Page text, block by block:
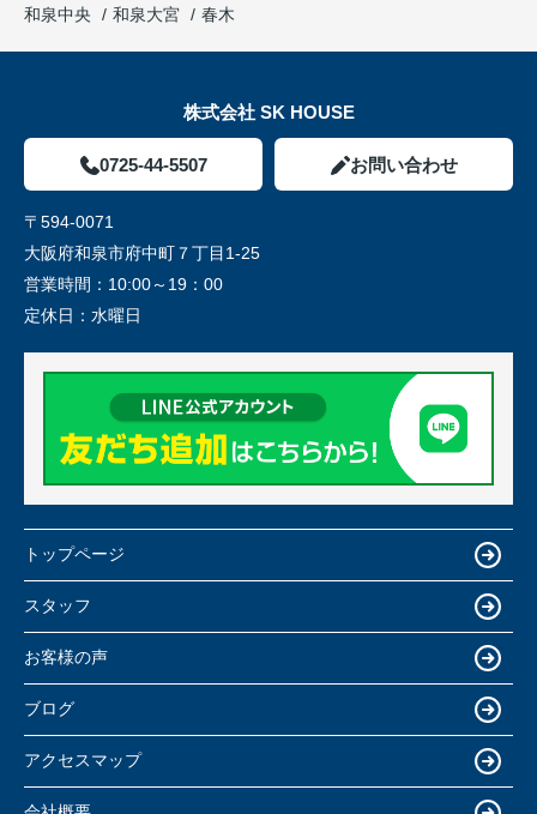
和泉中央
和泉大宮 春木
株式会社 SK HOUSE
0725-44-5507 お問い合わせ
〒594-0071
大阪府和泉市府中町７丁目1-25
営業時間： 10:00～19：00
定休日： 水曜日
トップページ
スタッフ
お客様の声
ブログ
アクセスマップ